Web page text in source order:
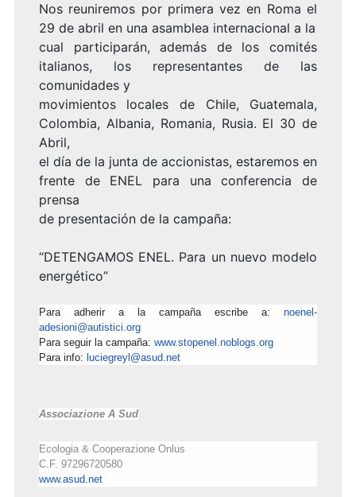
Nos reuniremos por primera vez en Roma el
29 de abril en una asamblea internacional a la
cual participarán, además de los comités
italianos, los representantes de las
comunidades y
movimientos locales de Chile, Guatemala,
Colombia, Albania, Romania, Rusia. El 30 de
Abril,
el día de la junta de accionistas, estaremos en
frente de ENEL para una conferencia de
prensa
de presentación de la campaña:
“DETENGAMOS ENEL. Para un nuevo modelo
energético”
Para adherir a la campaña escribe a:noenel-
adesioni@autistici.org
Para seguir la campaña: www.stopenel.noblogs.org
Para info: luciegreyl@asud.net
Associazione A Sud
Ecologia & Cooperazione Onlus
C.F. 97296720580
www.asud.net